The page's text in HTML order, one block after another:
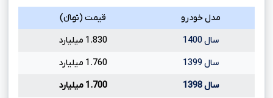
مدل خودرو
قیمت (تومانءءء)
سال 1400
1.830 میلیارد
سال 1399
1.760 میلیارد
سال 1398
1.700 میلیارد